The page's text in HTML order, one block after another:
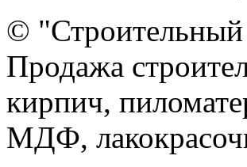
©
Продажа
кирпич,
МДФ,